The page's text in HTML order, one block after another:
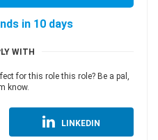
in 10 days
WITH
for this role this role? Be a pal,
know.
LINKEDIN